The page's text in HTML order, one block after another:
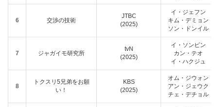
6 交渉の技術
JTBC
(2025)
イ・ジェフン
キム・デミョン
ソン・ドンイル
7 ジャガイモ研究所
tvN
(2025)
イ・ソンビン
カン・テオ
イ・ハクジュ
8
トクスリ5兄弟をお願
い！
KBS
(2025)
オム・ジウォン
アン・ジェウク
チェ・デチョル